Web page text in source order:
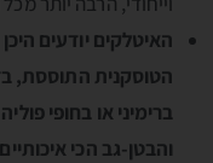
האיטלקים יודעים
הטוסקנית התוססת,
ברימיני או בחופי
והבטן-גב הכי